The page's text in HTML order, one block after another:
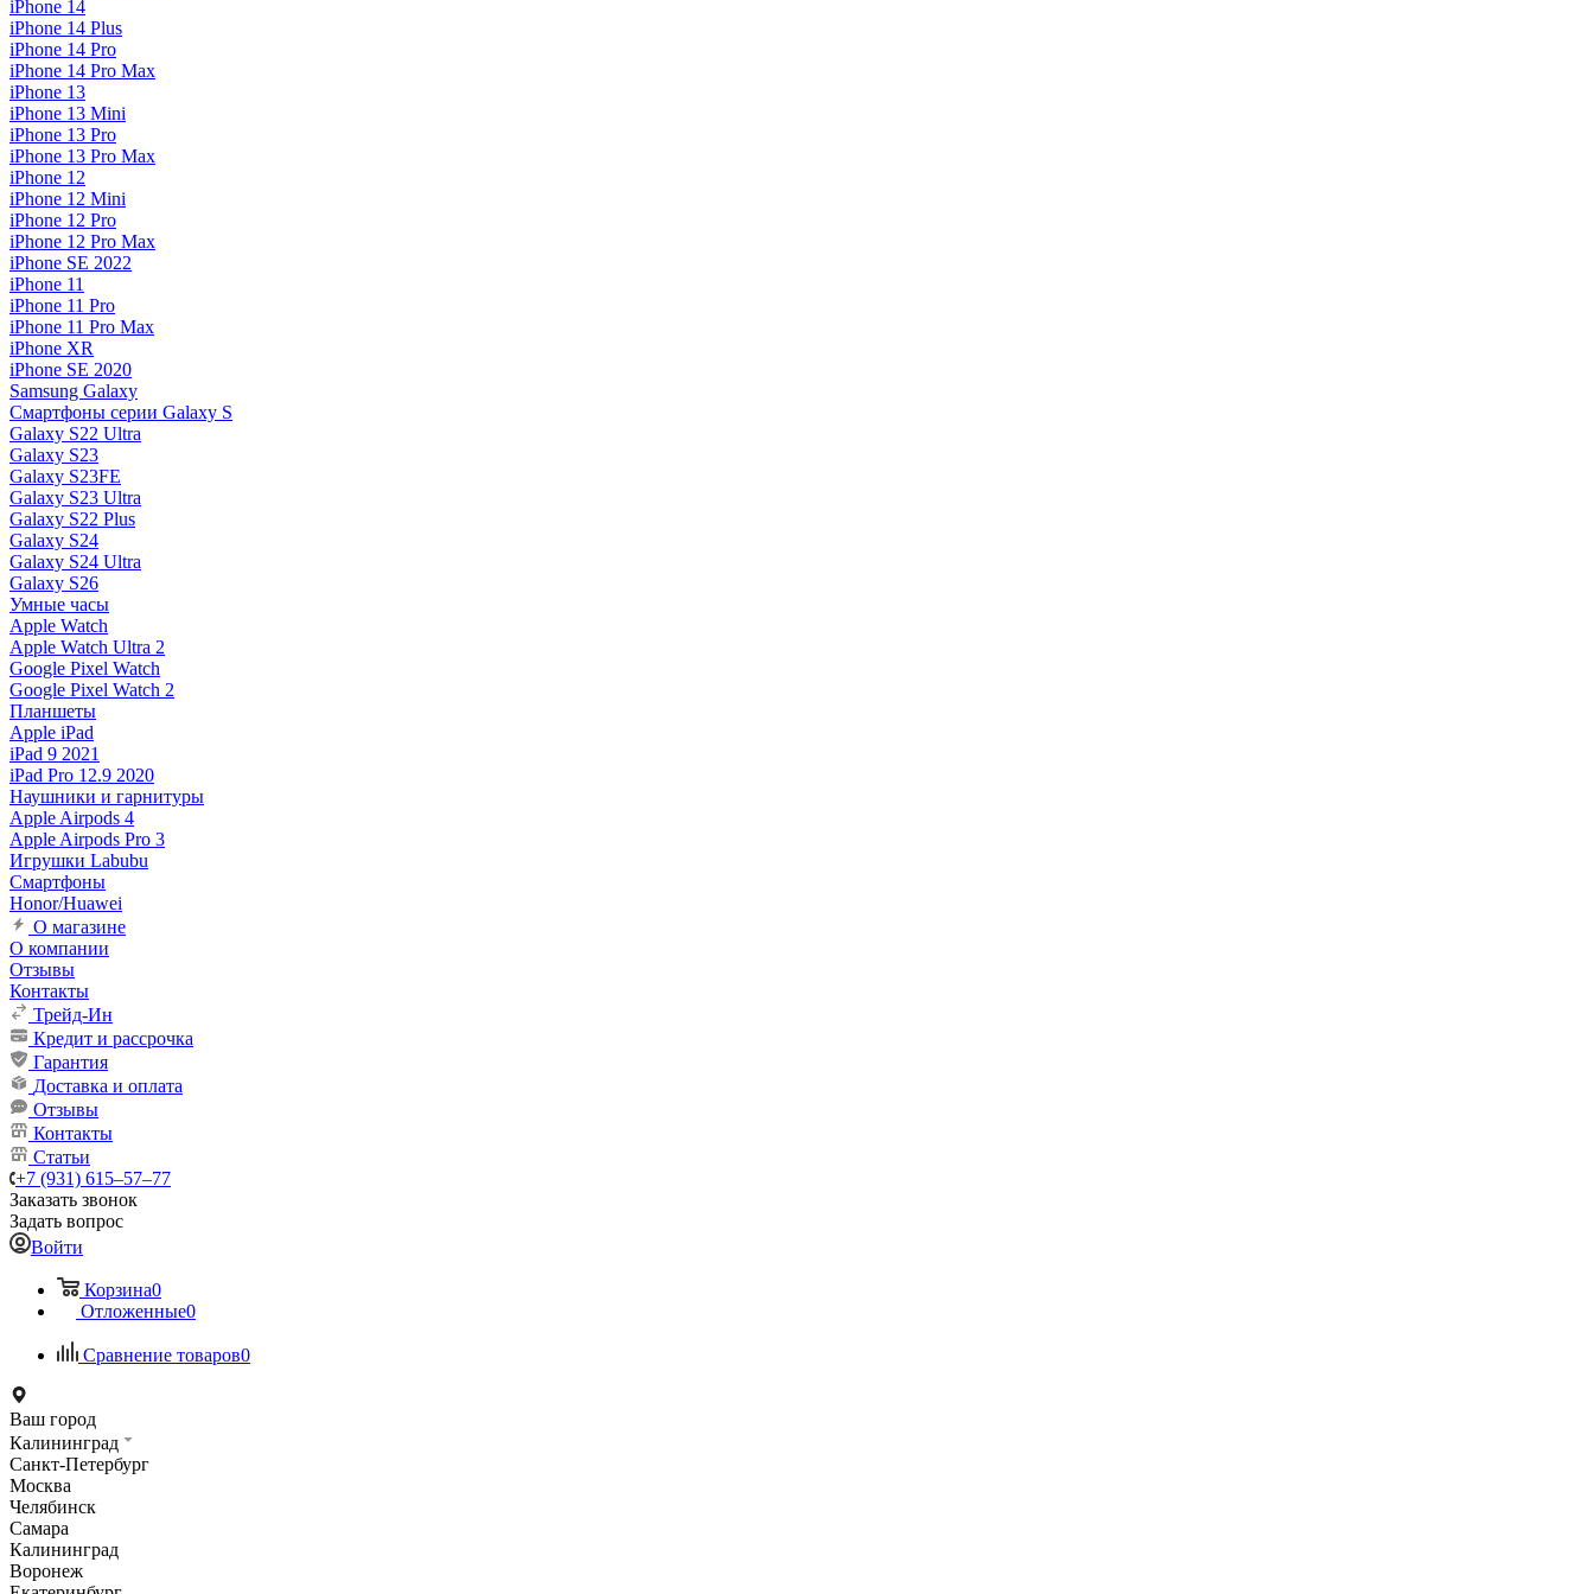
iPhone 14
iPhone 14 Plus
iPhone 14 Pro
iPhone 14 Pro Max
iPhone 13
iPhone 13 Mini
iPhone 13 Pro
iPhone 13 Pro Max
iPhone 12
iPhone 12 Mini
iPhone 12 Pro
iPhone 12 Pro Max
iPhone SE 2022
iPhone 11
iPhone 11 Pro
iPhone 11 Pro Max
iPhone XR
iPhone SE 2020
Samsung Galaxy
Смартфоны серии Galaxy S
Galaxy S22 Ultra
Galaxy S23
Galaxy S23FE
Galaxy S23 Ultra
Galaxy S22 Plus
Galaxy S24
Galaxy S24 Ultra
Galaxy S26
Умные часы
Apple Watch
Apple Watch Ultra 2
Google Pixel Watch
Google Pixel Watch 2
Планшеты
Apple iPad
iPad 9 2021
iPad Pro 12.9 2020
Наушники и гарнитуры
Apple Airpods 4
Apple Airpods Pro 3
Игрушки Labubu
Смартфоны
Honor/Huawei
О магазине
О компании
Отзывы
Контакты
Трейд-Ин
Кредит и рассрочка
Гарантия
Доставка и оплата
Отзывы
Контакты
Статьи
+7 (931) 615‒57‒77
Заказать звонок
Задать вопрос
Войти
Корзина0
Отложенные0
Сравнение товаров0
Ваш город
Калининград
Санкт-Петербург
Москва
Челябинск
Самара
Калининград
Воронеж